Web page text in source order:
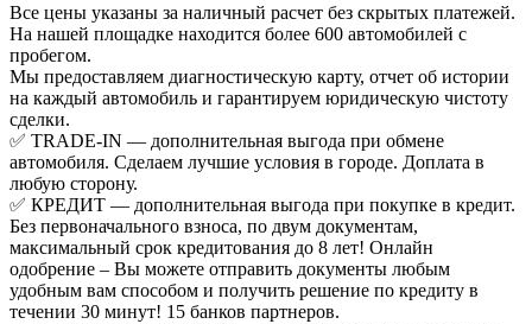
Все цены указаны за наличный расчет без скрытых платежей.
На нашей площадке находится более 600 автомобилей с
пробегом.
Мы предоставляем диагностическую карту, отчет об истории
на каждый автомобиль и гарантируем юридическую чистоту
сделки.
✅ TRADE-IN — дополнительная выгода при обмене
автомобиля. Сделаем лучшие условия в городе. Доплата в
любую сторону.
✅ КРЕДИТ — дополнительная выгода при покупке в кредит.
Без первоначального взноса, по двум документам,
максимальный срок кредитования до 8 лет! Онлайн
одобрение – Вы можете отправить документы любым
удобным вам способом и получить решение по кредиту в
течении 30 минут! 15 банков партнеров.